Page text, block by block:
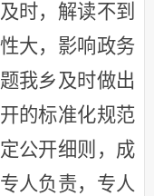
时，解读不到
大，影响政务
我乡及时做出
的标准化规范
公开细则，成
人负责，专人